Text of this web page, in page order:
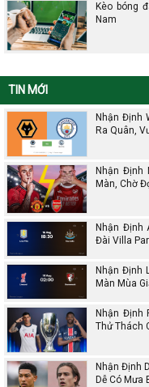
Kèo bóng
Nam
TIN MỚI
Nhận Định
Ra Quân,
Nhận Định
Màn, Chờ
Nhận Định
Đài Villa
Nhận Định
Màn Mùa
Nhận Định
Thử Thách
Nhận Định
Dễ Có Mưa